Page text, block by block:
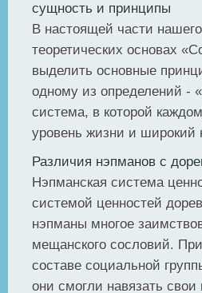
сущность и принципы
В настоящей части
теоретических основах
выделить основные
одному из определений -
система, в которой
уровень жизни и широкий
Различия нэпманов с
Нэпманская система
системой ценностей
нэпманы многое
мещанского сословий.
составе социальной
они смогли навязать свои